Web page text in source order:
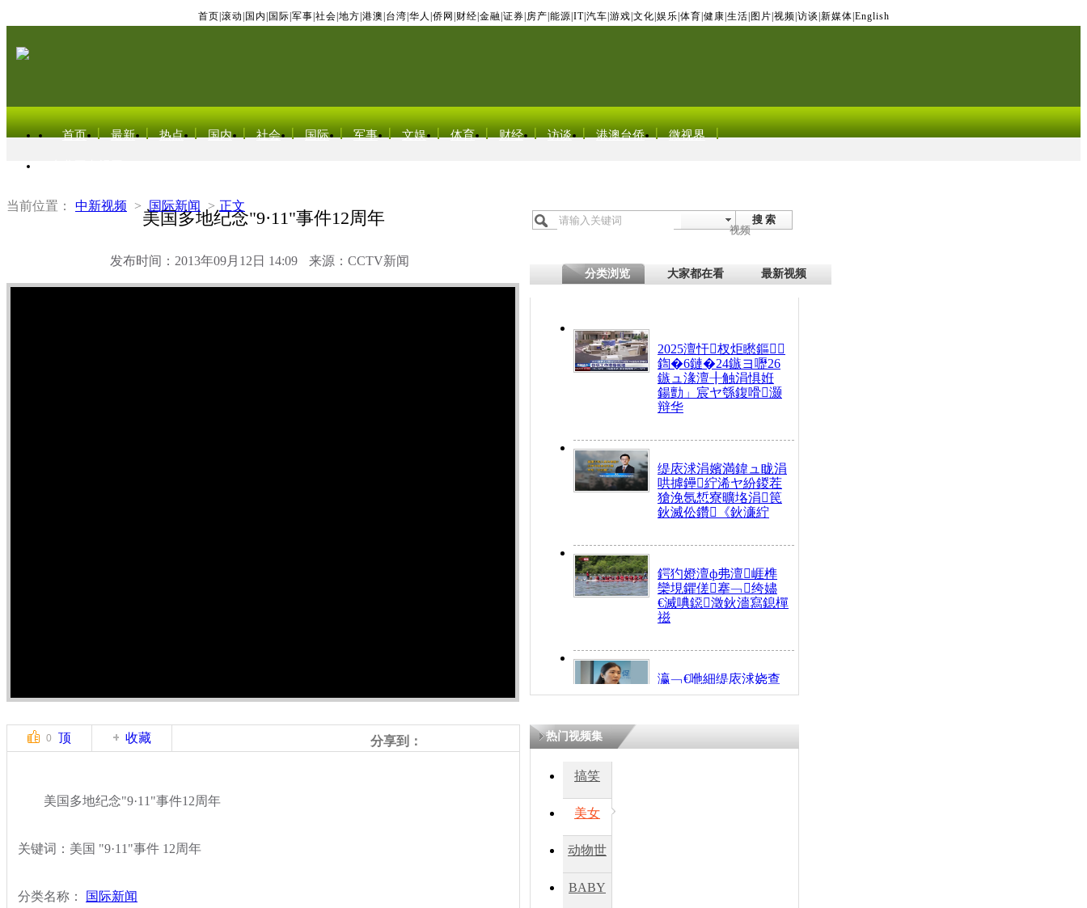
首页 滚动 国内 国际 军事 社会 地方 港澳 台湾 华人 侨网 财经 金融 证券 房产 能源 IT| 汽车 游戏 文化 娱乐 体育 健康 生活 图片 视频 访谈 新媒体 English
首页 最新 热点 国内 社会 国际 军事 文娱 体育 财经 访谈 港澳台侨 微视界
当前位置： 中新视频 > 国际新闻 > 正文
美国多地纪念"9·11"事件12周年
发布时间：2013年09月12日 14:09 来源：CCTV新闻
搜 索
视频
分类浏览 大家都在看 最新视频
2025澶忓杈炬矁鏂
鍧�6鏈�24鏃ヨ嚦26
鏃ュ湪澶╂触涓惧姙
鍚勯」宸ヤ綔鍑嗗灏
辩华
缇庡浗涓嬪満鍏ュ眬涓
哄摢鑸紵浠ヤ紛鍐茬
獊浼氬惁寮曠垎涓笢
鈥滅伀鑽《鈥濓紵
鍔犳嬁澶ф弗澶崕榫
欒垷鑺傞搴﹁绔嬧
€滅唺鐚澂鈥濇寫鎴樿
禌
瀛﹁€咃細缇庡浗娆查
€间笢鍗椾簹涓庝腑鍥
瘑灞€
0 顶 收藏 分享到：
美国多地纪念"9·11"事件12周年
关键词：美国 "9·11"事件 12周年
分类名称： 国际新闻
热门视频集
搞笑
美女
动物世
BABY